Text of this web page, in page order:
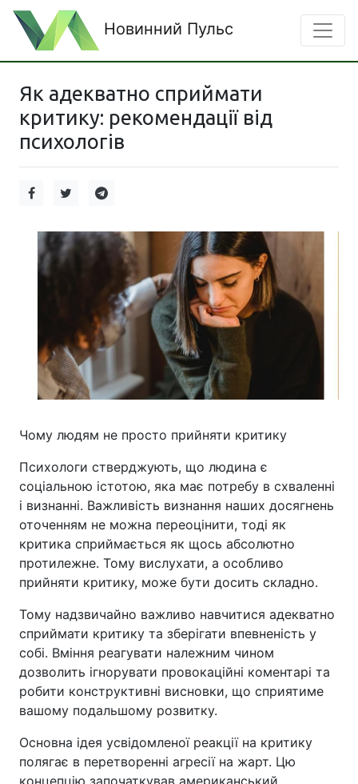
Новинний Пульс
Як адекватно сприймати
критику: рекомендації від
психологів
Чому людям не просто прийняти критику
Психологи стверджують, що людина є
соціальною істотою, яка має потребу в схваленні
і визнанні. Важливість визнання наших досягнень
оточенням не можна переоцінити, тоді як
критика сприймається як щось абсолютно
протилежне. Тому вислухати, а особливо
прийняти критику, може бути досить складно.
Тому надзвичайно важливо навчитися адекватно
сприймати критику та зберігати впевненість у
собі. Вміння реагувати належним чином
дозволить ігнорувати провокаційні коментарі та
робити конструктивні висновки, що сприятиме
вашому подальшому розвитку.
Основна ідея усвідомленої реакції на критику
полягає в перетворенні агресії на жарт. Цю
концепцію започаткував американський